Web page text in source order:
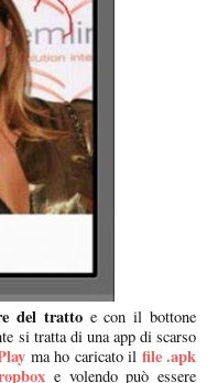
del tratto e con il bottone
si tratta di una app di scarso
ma ho caricato il file .apk
e volendo può essere